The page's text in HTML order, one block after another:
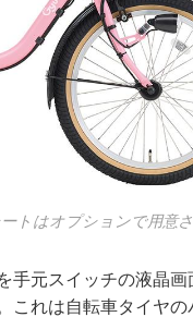
トはオプションで用意さ
手元スイッチの液晶画
これは自転車タイヤの